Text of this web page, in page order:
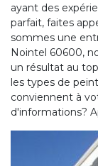
ayant des
parfait, faites
sommes une
Nointel 60600,
un résultat au
les types de
conviennent à
d'informations?